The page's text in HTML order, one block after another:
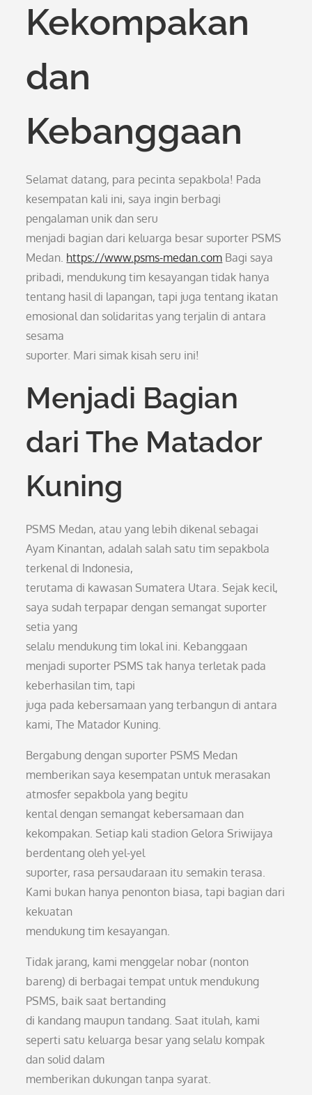
Kekompakan
dan
Kebanggaan
Selamat datang, para pecinta sepakbola! Pada
kesempatan kali ini, saya ingin berbagi
pengalaman unik dan seru
menjadi bagian dari keluarga besar suporter PSMS
Medan. https://www.psms-medan.com Bagi saya
pribadi, mendukung tim kesayangan tidak hanya
tentang hasil di lapangan, tapi juga tentang ikatan
emosional dan solidaritas yang terjalin di antara
sesama
suporter. Mari simak kisah seru ini!
Menjadi Bagian
dari The Matador
Kuning
PSMS Medan, atau yang lebih dikenal sebagai
Ayam Kinantan, adalah salah satu tim sepakbola
terkenal di Indonesia,
terutama di kawasan Sumatera Utara. Sejak kecil,
saya sudah terpapar dengan semangat suporter
setia yang
selalu mendukung tim lokal ini. Kebanggaan
menjadi suporter PSMS tak hanya terletak pada
keberhasilan tim, tapi
juga pada kebersamaan yang terbangun di antara
kami, The Matador Kuning.
Bergabung dengan suporter PSMS Medan
memberikan saya kesempatan untuk merasakan
atmosfer sepakbola yang begitu
kental dengan semangat kebersamaan dan
kekompakan. Setiap kali stadion Gelora Sriwijaya
berdentang oleh yel-yel
suporter, rasa persaudaraan itu semakin terasa.
Kami bukan hanya penonton biasa, tapi bagian dari
kekuatan
mendukung tim kesayangan.
Tidak jarang, kami menggelar nobar (nonton
bareng) di berbagai tempat untuk mendukung
PSMS, baik saat bertanding
di kandang maupun tandang. Saat itulah, kami
seperti satu keluarga besar yang selalu kompak
dan solid dalam
memberikan dukungan tanpa syarat.